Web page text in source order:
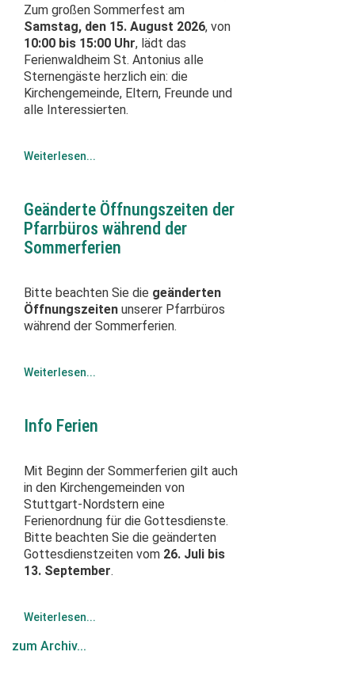
Zum großen Sommerfest am
Samstag, den 15. August 2026, von
10:00 bis 15:00 Uhr, lädt das
Ferienwaldheim St. Antonius alle
Sternengäste herzlich ein: die
Kirchengemeinde, Eltern, Freunde und
alle Interessierten.
Weiterlesen...
Geänderte Öffnungszeiten der
Pfarrbüros während der
Sommerferien
Bitte beachten Sie die geänderten
Öffnungszeiten unserer Pfarrbüros
während der Sommerferien.
Weiterlesen...
Info Ferien
Mit Beginn der Sommerferien gilt auch
in den Kirchengemeinden von
Stuttgart-Nordstern eine
Ferienordnung für die Gottesdienste.
Bitte beachten Sie die geänderten
Gottesdienstzeiten vom 26. Juli bis
13. September.
Weiterlesen...
zum Archiv...